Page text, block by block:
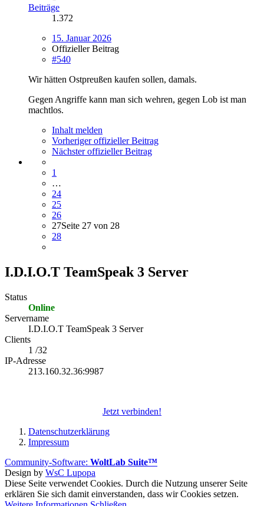
Beiträge
1.372
15. Januar 2026
Offizieller Beitrag
#540
Wir hätten Ostpreußen kaufen sollen, damals.
Gegen Angriffe kann man sich wehren, gegen Lob ist man
machtlos.
Inhalt melden
Vorheriger offizieller Beitrag
Nächster offizieller Beitrag
1
…
24
25
26
27Seite 27 von 28
28
I.D.I.O.T TeamSpeak 3 Server
Status
Online
Servername
I.D.I.O.T TeamSpeak 3 Server
Clients
1 /32
IP-Adresse
213.160.32.36:9987
Jetzt verbinden!
Datenschutzerklärung
Impressum
Community-Software: WoltLab Suite™
Design by WsC Lupopa
Diese Seite verwendet Cookies. Durch die Nutzung unserer Seite
erklären Sie sich damit einverstanden, dass wir Cookies setzen.